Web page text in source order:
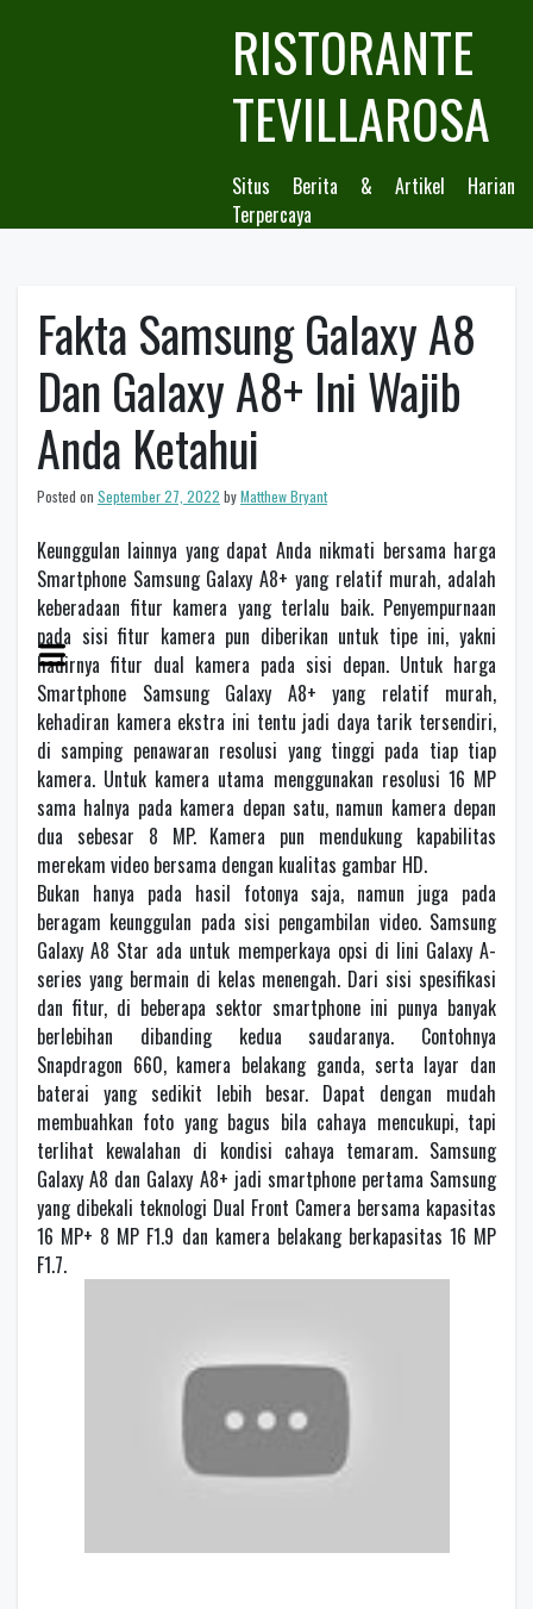
RISTORANTE
TEVILLAROSA
Situs Berita & Artikel Harian
Terpercaya
Fakta Samsung Galaxy A8
Dan Galaxy A8+ Ini Wajib
Anda Ketahui
Posted on September 27, 2022 byMatthew Bryant
Keunggulan lainnya yang dapat Anda nikmati bersama harga
Smartphone Samsung Galaxy A8+ yang relatif murah, adalah
keberadaan fitur kamera yang terlalu baik. Penyempurnaan
pada sisi fitur kamera pun diberikan untuk tipe ini, yakni
hadirnya fitur dual kamera pada sisi depan. Untuk harga
Smartphone Samsung Galaxy A8+ yang relatif murah,
kehadiran kamera ekstra ini tentu jadi daya tarik tersendiri,
di samping penawaran resolusi yang tinggi pada tiap tiap
kamera. Untuk kamera utama menggunakan resolusi 16 MP
sama halnya pada kamera depan satu, namun kamera depan
dua sebesar 8 MP. Kamera pun mendukung kapabilitas
merekam video bersama dengan kualitas gambar HD.
Bukan hanya pada hasil fotonya saja, namun juga pada
beragam keunggulan pada sisi pengambilan video. Samsung
Galaxy A8 Star ada untuk memperkaya opsi di lini Galaxy A-
series yang bermain di kelas menengah. Dari sisi spesifikasi
dan fitur, di beberapa sektor smartphone ini punya banyak
berlebihan dibanding kedua saudaranya. Contohnya
Snapdragon 660, kamera belakang ganda, serta layar dan
baterai yang sedikit lebih besar. Dapat dengan mudah
membuahkan foto yang bagus bila cahaya mencukupi, tapi
terlihat kewalahan di kondisi cahaya temaram. Samsung
Galaxy A8 dan Galaxy A8+ jadi smartphone pertama Samsung
yang dibekali teknologi Dual Front Camera bersama kapasitas
16 MP+ 8 MP F1.9 dan kamera belakang berkapasitas 16 MP
F1.7.